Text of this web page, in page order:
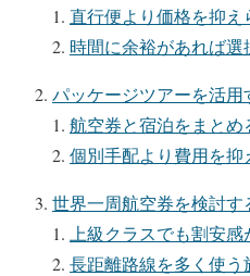
直行便より価格を抑え
時間に余裕があれば
パッケージツアーを活用
航空券と宿泊をまと
個別手配より費用を抑
世界一周航空券を検討す
上級クラスでも割安
長距離路線を多く使